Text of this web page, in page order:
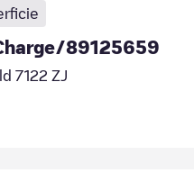
89125659
7122 ZJ